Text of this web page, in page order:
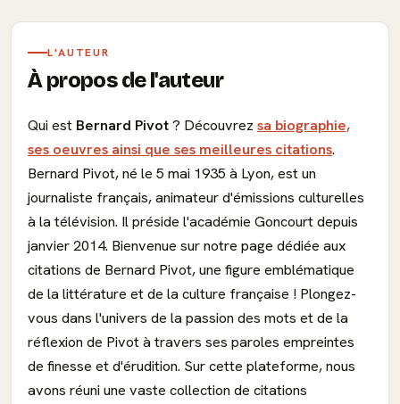
L'AUTEUR
À propos de l'auteur
Qui est Bernard Pivot? Découvrez sa biographie,
ses oeuvres ainsi que ses meilleures citations.
Bernard Pivot, né le 5 mai 1935 à Lyon, est un
journaliste français, animateur d'émissions culturelles
à la télévision. Il préside l'académie Goncourt depuis
janvier 2014. Bienvenue sur notre page dédiée aux
citations de Bernard Pivot, une figure emblématique
de la littérature et de la culture française ! Plongez-
vous dans l'univers de la passion des mots et de la
réflexion de Pivot à travers ses paroles empreintes
de finesse et d'érudition. Sur cette plateforme, nous
avons réuni une vaste collection de citations